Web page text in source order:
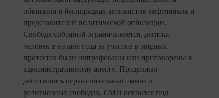
обвинили в беспорядках активистов-нефтяников и
представителей политической оппозиции.
Свобода собраний ограничивается, десятки
человек в начале года за участие в мирных
протестах были оштрафованы или приговорены к
административному аресту. Продолжал
действовать ограничительный закон о
религиозных свободах. СМИ остаются под